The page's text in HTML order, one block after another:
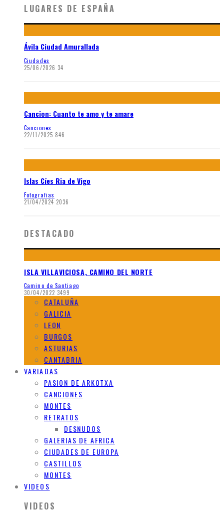
LUGARES DE ESPAÑA
Ávila Ciudad Amurallada
Ciudades
25/06/2026 34
Cancion: Cuanto te amo y te amare
Canciones
22/11/2025 846
Islas Cíes Ria de Vigo
Fotografias
21/04/2024 2036
DESTACADO
ISLA VILLAVICIOSA, CAMINO DEL NORTE
Camino de Santiago
30/04/2022 3499
CATALUÑA
GALICIA
LEON
BURGOS
ASTURIAS
CANTABRIA
VARIADAS
PASION DE ARKOTXA
CANCIONES
MONTES
RETRATOS
DESNUDOS
GALERIAS DE AFRICA
CIUDADES DE EUROPA
CASTILLOS
MONTES
VIDEOS
VIDEOS